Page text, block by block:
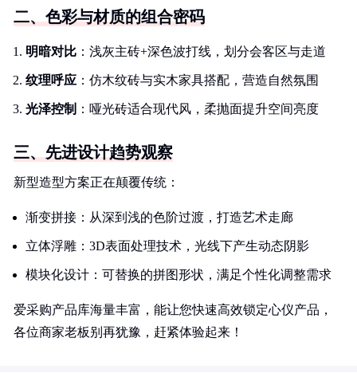
二、色彩与材质的组合密码
明暗对比 ：浅灰主砖+深色波打线，划分会客区与走道
纹理呼应 ：仿木纹砖与实木家具搭配，营造自然氛围
光泽控制 ：哑光砖适合现代风，柔抛面提升空间亮度
三、先进设计趋势观察
新型造型方案正在颠覆传统：
渐变拼接：从深到浅的色阶过渡，打造艺术走廊
立体浮雕：3D表面处理技术，光线下产生动态阴影
模块化设计：可替换的拼图形状，满足个性化调整需求
爱采购产品库海量丰富，能让您快速高效锁定心仪产品，
各位商家老板别再犹豫，赶紧体验起来！